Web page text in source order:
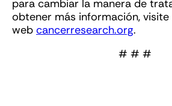
para cambiar la manera de
obtener más información, visite
web cancerresearch.org.
# # #